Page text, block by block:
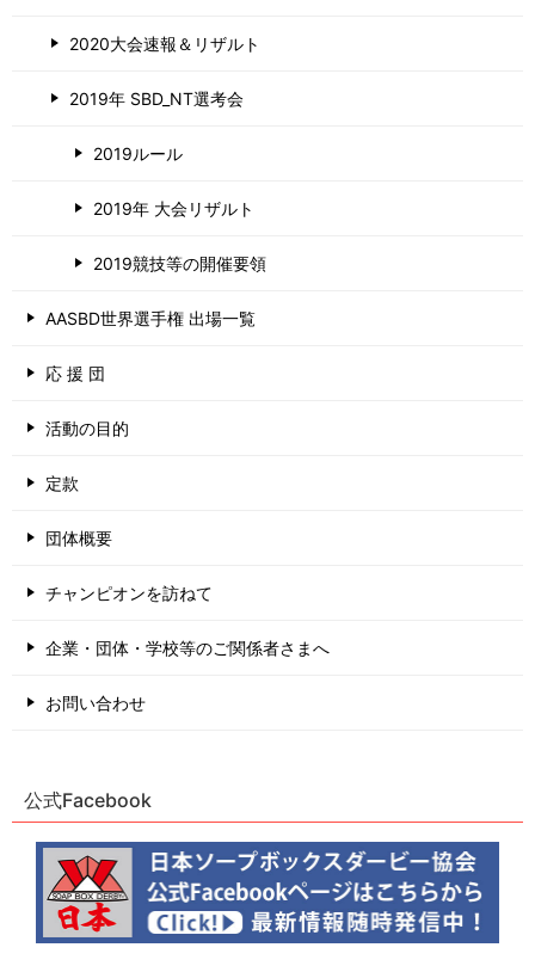
2020大会速報＆リザルト
2019年 SBD_NT選考会
2019ルール
2019年 大会リザルト
2019競技等の開催要領
AASBD世界選手権 出場一覧
応 援 団
活動の目的
定款
団体概要
チャンピオンを訪ねて
企業・団体・学校等のご関係者さまへ
お問い合わせ
公式Facebook